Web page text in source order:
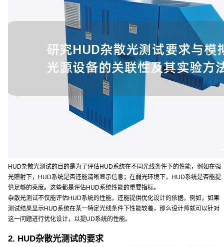
HUD杂散光测试的目的是为了评估HUD系统在不同光线条件下的性能，例如在强
光照射下，HUD系统是否还能清晰显示信息；在弱光环境下，HUD系统是否能提
供足够的亮度。这些都是评估HUD系统性能的重要指标。
杂散光测试不仅能评估HUD系统的性能，还能提供优化设计的依据。例如，如果
测试结果显示HUD系统在某一特定光线条件下性能较差，那么设计师就可以针对
这一问题进行优化设计，以提UD系统的性能。
2. HUD杂散光测试的要求